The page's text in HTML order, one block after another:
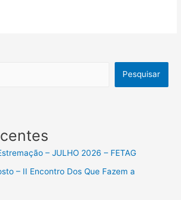
Pesquisar
– JULHO 2026 – FETAG
– II Encontro Dos Que Fazem a